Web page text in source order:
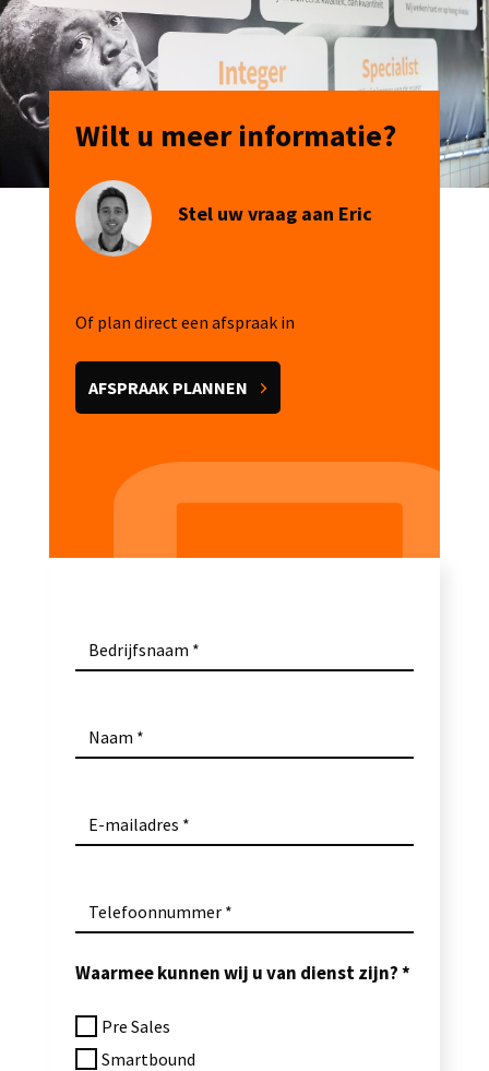
Wilt u meer informatie?
Stel uw vraag aan Eric
Of plan direct een afspraak in
AFSPRAAK PLANNEN
Bedrijfsnaam
Naam
E-mailadres
Telefoonnummer
Waarmee kunnen wij u van dienst zijn?
Pre Sales
Smartbound